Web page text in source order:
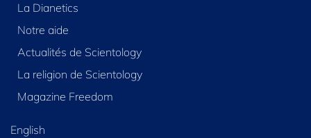
La Dianetics
Notre aide
Actualités de Scientology
La religion de Scientology
Magazine Freedom
English